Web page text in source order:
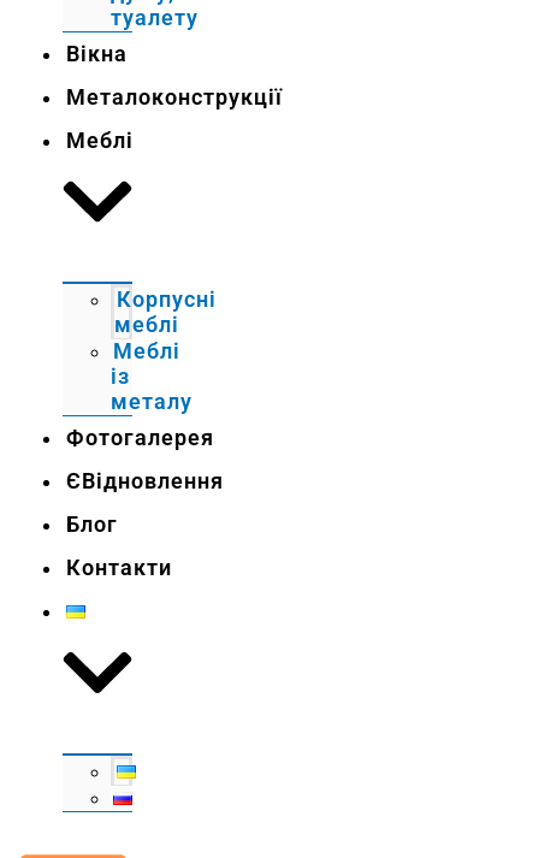
туалету
Вікна
Металоконструкції
Меблі
Корпусні
меблі
Меблі
із
металу
Фотогалерея
ЄВідновлення
Блог
Контакти